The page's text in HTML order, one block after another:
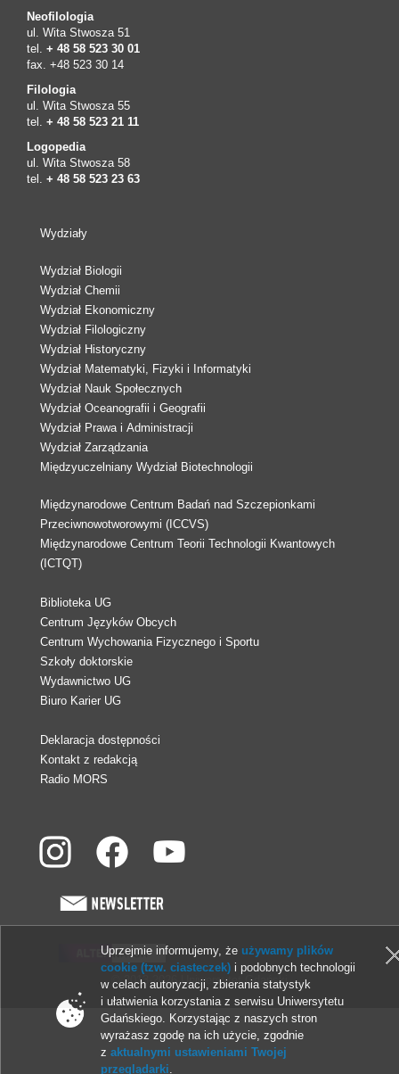
Neofilologia
ul. Wita Stwosza 51
tel. + 48 58 523 30 01
fax. +48 523 30 14
Filologia
ul. Wita Stwosza 55
tel. + 48 58 523 21 11
Logopedia
ul. Wita Stwosza 58
tel. + 48 58 523 23 63
Wydziały
Wydział Biologii
Wydział Chemii
Wydział Ekonomiczny
Wydział Filologiczny
Wydział Historyczny
Wydział Matematyki, Fizyki i Informatyki
Wydział Nauk Społecznych
Wydział Oceanografii i Geografii
Wydział Prawa i Administracji
Wydział Zarządzania
Międzyuczelniany Wydział Biotechnologii
Międzynarodowe Centrum Badań nad Szczepionkami
Przeciwnowotworowymi (ICCVS)
Międzynarodowe Centrum Teorii Technologii Kwantowych
(ICTQT)
Biblioteka UG
Centrum Języków Obcych
Centrum Wychowania Fizycznego i Sportu
Szkoły doktorskie
Wydawnictwo UG
Biuro Karier UG
Deklaracja dostępności
Kontakt z redakcją
Radio MORS
© 2013-2026 Uniwersytet Gdański
Uprzejmie informujemy, że używamy plików
cookie (tzw. ciasteczek) i podobnych technologii
w celach autoryzacji, zbierania statystyk
i ułatwienia korzystania z serwisu Uniwersytetu
Gdańskiego. Korzystając z naszych stron
wyrażasz zgodę na ich użycie, zgodnie
zaktualnymi ustawieniami Twojej
przeglądarki.